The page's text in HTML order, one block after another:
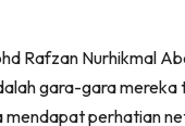
Rafzan Nurhikmal
gara-gara mereka
mendapat perhatian